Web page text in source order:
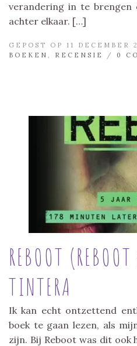
verandering in te brengen
achter elkaar. […]
GEPOST OP 11 DECEMBER
BOEKEN
RECENSIE / 0
REBOOT
TINTERA
Ik kan echt ontzettend
boek te gaan lezen, als
zijn. Bij Reboot was dit ook